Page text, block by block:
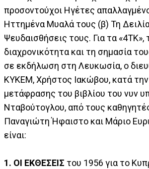
προσοντούχοι Ηγέτες
Ηττημένα Μυαλά τους (β) Τη
Ψευδαισθήσεις τους. Για τα «4ΤΚ»,
διαχρονικότητα και τη σημασία
σε εκδήλωση στη Λευκωσία, ο
ΚΥΚΕΜ, Χρήστος Ιακώβου, κατά
μετάφρασης του βιβλίου του νυν
Νταβούτογλου, από τους
Παναγιώτη Ήφαιστο και Μάριο
είναι:
1. ΟΙ ΕΚΘΕΣΕΙΣ του 1956 για το